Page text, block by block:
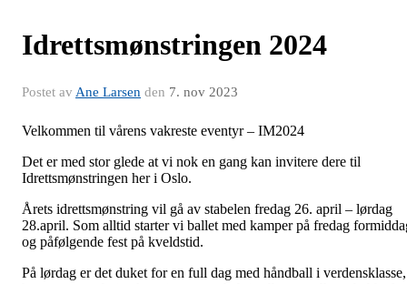
Idrettsmønstringen 2024
Postet av Ane Larsen den 7. nov 2023
Velkommen til vårens vakreste eventyr – IM2024
Det er med stor glede at vi nok en gang kan invitere dere til
Idrettsmønstringen her i Oslo.
Årets idrettsmønstring vil gå av stabelen fredag 26. april – lørdag
28.april. Som alltid starter vi ballet med kamper på fredag
og påfølgende fest på kveldstid.
På lørdag er det duket for en full dag med håndball i verdensklasse,